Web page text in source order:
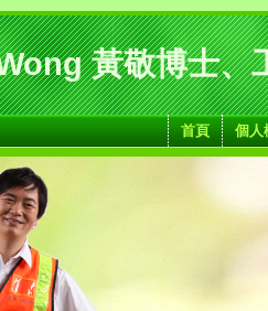
黃敬博士、
首頁 個人